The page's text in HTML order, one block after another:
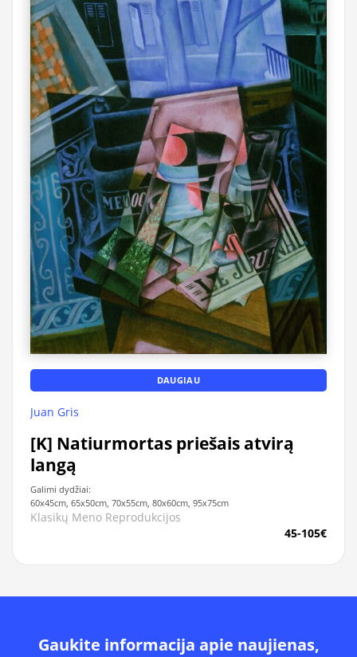
DAUGIAU
Juan Gris
[K] Natiurmortas priešais atvirą
langą
Galimi dydžiai:
60x45cm, 65x50cm, 70x55cm, 80x60cm, 95x75cm
Klasikų Meno Reprodukcijos
45-105€
Gaukite informacija apie naujienas,